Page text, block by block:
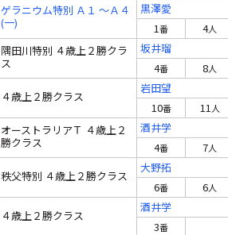
ゲラニウム特別 Ａ１ ～Ａ４
(一)
黒澤愛
1番 4人
隅田川特別 ４歳上２勝クラ
ス
坂井瑠
4番 8人
４歳上２勝クラス
岩田望
10番 11人
オーストラリアＴ ４歳上２
勝クラス
酒井学
4番 7人
秩父特別 ４歳上２勝クラス
大野拓
6番 6人
４歳上２勝クラス
酒井学
3番